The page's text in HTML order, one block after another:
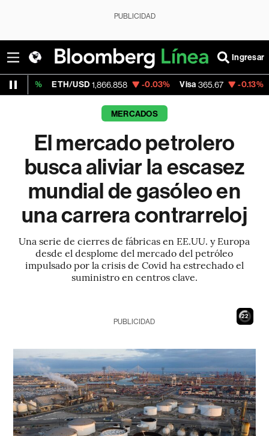
PUBLICIDAD
Ingresar
1,866.858 -0.03% Visa 365.67 -0.13%
MERCADOS
El mercado petrolero
busca aliviar la escasez
mundial de gasóleo en
una carrera contrarreloj
Una serie de cierres de fábricas en EE.UU. y Europa
desde el desplome del mercado del petróleo
impulsado por la crisis de Covid ha estrechado el
suministro en centros clave.
21
PUBLICIDAD